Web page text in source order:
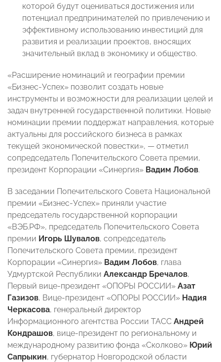
которой будут оцениваться достижения или
потенциал предпринимателей по привлечению и
эффективному использованию инвестиций для
развития и реализации проектов, вносящих
значительный вклад в экономику и общество.
«Расширение номинаций и географии премии
«Бизнес-Успех» позволит создать новые
инструменты и возможности для реализации целей и
задач внутренней государственной политики. Новые
номинации премии поддержат направления, которые
актуальны для российского бизнеса в рамках
текущей экономической повестки», — отметил
сопредседатель Попечительского Совета премии,
президент Корпорации «Синергия» Вадим Лобов.
В заседании Попечительского Совета Национальной
премии «Бизнес-Успех» приняли участие
председатель государственной корпорации
«ВЭБ.РФ», председатель Попечительского Совета
премии Игорь Шувалов, сопредседатель
Попечительского Совета премии, президент
Корпорации «Синергия» Вадим Лобов, глава
Удмуртской Республики Александр Бречалов,
Первый вице-президент «ОПОРЫ РОССИИ» Азат
Газизов, Вице-президент «ОПОРЫ РОССИИ» Надия
Черкасова, генеральный директор
Информационного агентства России ТАСС Андрей
Кондрашов, вице-президент по региональному и
международному развитию фонда «Сколково» Юрий
Сапрыкин, губернатор Новгородской области